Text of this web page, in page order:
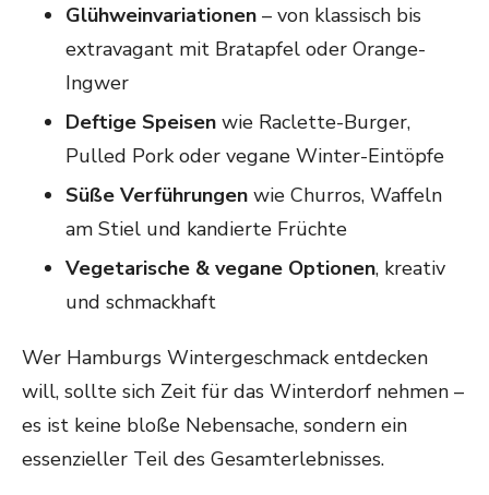
Glühweinvariationen – von klassisch bis
extravagant mit Bratapfel oder Orange-
Ingwer
Deftige Speisen wie Raclette-Burger,
Pulled Pork oder vegane Winter-Eintöpfe
Süße Verführungen wie Churros, Waffeln
am Stiel und kandierte Früchte
Vegetarische & vegane Optionen, kreativ
und schmackhaft
Wer Hamburgs Wintergeschmack entdecken
will, sollte sich Zeit für das Winterdorf nehmen –
es ist keine bloße Nebensache, sondern ein
essenzieller Teil des Gesamterlebnisses.